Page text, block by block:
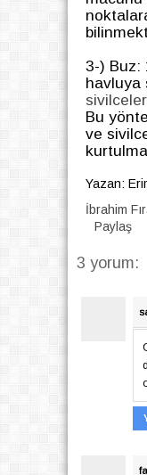
3-) Buz:
havluya
Bu
ve
Yazan:
İbrahim
Paylaş
3 yorum: